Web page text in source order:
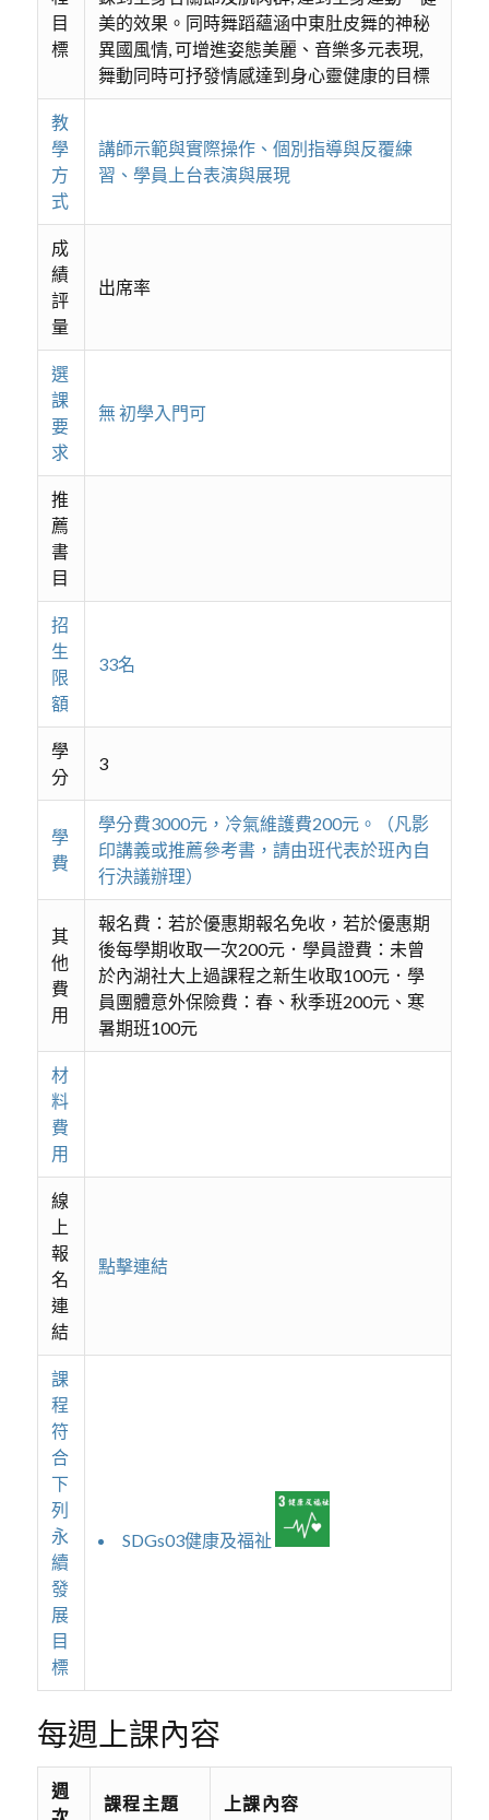
目
標
美的效果。同時舞蹈蘊涵中東肚皮舞的神秘
異國風情, 可增進姿態美麗、音樂多元表現,
舞動同時可抒發情感達到身心靈健康的目標
教
學
方
式
講師示範與實際操作、個別指導與反覆練
習、學員上台表演與展現
成
績
評
量
出席率
選
課
要
求
無 初學入門可
推
薦
書
目
招
生
限
額
33名
學
分
3
學
費
學分費3000元，冷氣維護費200元。（凡影
印講義或推薦參考書，請由班代表於班內自
行決議辦理）
其
他
費
用
報名費：若於優惠期報名免收，若於優惠期
後每學期收取一次200元．學員證費：未曾
於內湖社大上過課程之新生收取100元．學
員團體意外保險費：春、秋季班200元、寒
暑期班100元
材
料
費
用
線
上
報
名
連
結
點擊連結
課
程
符
合
下
列
永
續
發
展
目
標
SDGs03健康及福祉
每週上課內容
週
課程主題 上課內容